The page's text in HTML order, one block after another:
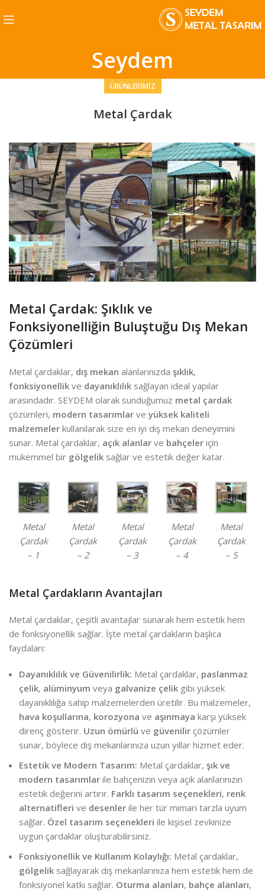
Seydem
ÜRÜNLERIMIZ
Metal Çardak
Metal Çardak: Şıklık ve
Fonksiyonelliğin Buluştuğu Dış Mekan
Çözümleri
Metal çardaklar, dış mekan alanlarınızda şıklık,
fonksiyonellik ve dayanıklılık sağlayan ideal yapılar
arasındadır. SEYDEM olarak sunduğumuz metal çardak
çözümleri, modern tasarımlar ve yüksek kaliteli
malzemeler kullanılarak size en iyi dış mekan deneyimini
sunar. Metal çardaklar, açık alanlar ve bahçeler için
mükemmel bir gölgelik sağlar ve estetik değer katar.
Metal
Çardak
– 1
Metal
Çardak
– 2
Metal
Çardak
– 3
Metal
Çardak
– 4
Metal
Çardak
– 5
Metal Çardakların Avantajları
Metal çardaklar, çeşitli avantajlar sunarak hem estetik hem
de fonksiyonellik sağlar. İşte metal çardakların başlıca
faydaları:
Dayanıklılık ve Güvenilirlik: Metal çardaklar, paslanmaz
çelik, alüminyum veya galvanize çelik gibi yüksek
dayanıklılığa sahip malzemelerden üretilir. Bu malzemeler,
hava koşullarına, korozyona ve aşınmaya karşı yüksek
direnç gösterir. Uzun ömürlü ve güvenilir çözümler
sunar, böylece dış mekanlarınıza uzun yıllar hizmet eder.
Estetik ve Modern Tasarım: Metal çardaklar, şık ve
modern tasarımlar ile bahçenizin veya açık alanlarınızın
estetik değerini artırır. Farklı tasarım seçenekleri, renk
alternatifleri ve desenler ile her tür mimari tarzla uyum
sağlar. Özel tasarım seçenekleri ile kişisel zevkinize
uygun çardaklar oluşturabilirsiniz.
Fonksiyonellik ve Kullanım Kolaylığı: Metal çardaklar,
gölgelik sağlayarak dış mekanlarınıza hem estetik hem de
fonksiyonel katkı sağlar. Oturma alanları, bahçe alanları,